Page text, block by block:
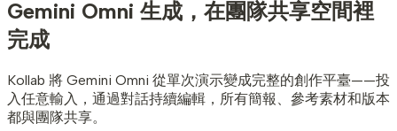
Gemini Omni 生成， 在團隊共享空間裡
完成
Kollab 將 Gemini Omni 從單次演示變成完整的創作平臺——投
入任意輸入，通過對話持續編輯，所有簡報、參考素材和版本
都與團隊共享。